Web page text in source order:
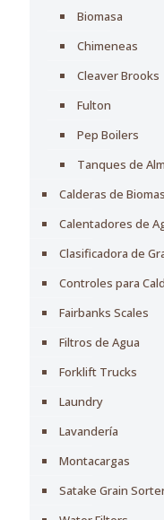
Biomasa
Chimeneas
Cleaver Brooks
Fulton
Pep Boilers
Tanques de
Calderas de
Calentadores de
Clasificadora de
Controles para
Fairbanks Scales
Filtros de Agua
Forklift Trucks
Laundry
Lavandería
Montacargas
Satake Grain